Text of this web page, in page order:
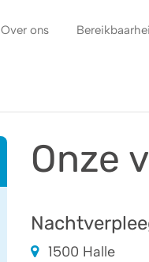
Over ons
Onze
1500 Halle